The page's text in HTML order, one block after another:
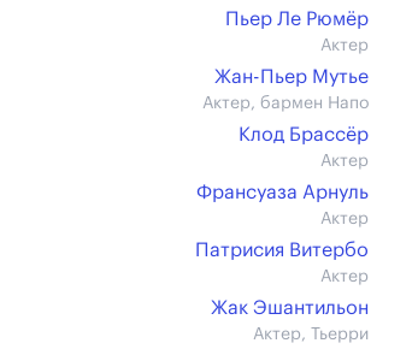
Пьер Ле Рюмёр
Актер
Жан-Пьер Мутье
Актер, бармен Напо
Клод Брассёр
Актер
Франсуаза Арнуль
Актер
Патрисия Витербо
Актер
Жак Эшантильон
Актер, Тьерри